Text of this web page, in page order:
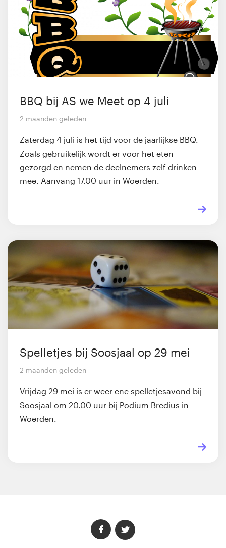
BBQ bij AS we Meet op 4 juli
2 maanden geleden
Zaterdag 4 juli is het tijd voor de jaarlijkse BBQ.
Zoals gebruikelijk wordt er voor het eten
gezorgd en nemen de deelnemers zelf drinken
mee. Aanvang 17.00 uur in Woerden.
Spelletjes bij Soosjaal op 29 mei
2 maanden geleden
Vrijdag 29 mei is er weer ene spelletjesavond bij
Soosjaal om 20.00 uur bij Podium Bredius in
Woerden.